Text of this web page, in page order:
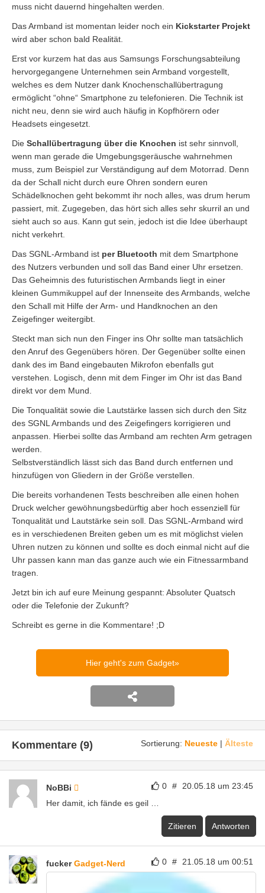
muss nicht dauernd hingehalten werden.
Das Armband ist momentan leider noch ein Kickstarter Projekt
wird aber schon bald Realität.
Erst vor kurzem hat das aus Samsungs Forschungsabteilung
hervorgegangene Unternehmen sein Armband vorgestellt,
welches es dem Nutzer dank Knochenschallübertragung
ermöglicht “ohne“ Smartphone zu telefonieren. Die Technik ist
nicht neu, denn sie wird auch häufig in Kopfhörern oder
Headsets eingesetzt.
Die Schallübertragung über die Knochen ist sehr sinnvoll,
wenn man gerade die Umgebungsgeräusche wahrnehmen
muss, zum Beispiel zur Verständigung auf dem Motorrad. Denn
da der Schall nicht durch eure Ohren sondern euren
Schädelknochen geht bekommt ihr noch alles, was drum herum
passiert, mit. Zugegeben, das hört sich alles sehr skurril an und
sieht auch so aus. Kann gut sein, jedoch ist die Idee überhaupt
nicht verkehrt.
Das SGNL-Armband ist per Bluetooth mit dem Smartphone
des Nutzers verbunden und soll das Band einer Uhr ersetzen.
Das Geheimnis des futuristischen Armbands liegt in einer
kleinen Gummikuppel auf der Innenseite des Armbands, welche
den Schall mit Hilfe der Arm- und Handknochen an den
Zeigefinger weitergibt.
Steckt man sich nun den Finger ins Ohr sollte man tatsächlich
den Anruf des Gegenübers hören. Der Gegenüber sollte einen
dank des im Band eingebauten Mikrofon ebenfalls gut
verstehen. Logisch, denn mit dem Finger im Ohr ist das Band
direkt vor dem Mund.
Die Tonqualität sowie die Lautstärke lassen sich durch den Sitz
des SGNL Armbands und des Zeigefingers korrigieren und
anpassen. Hierbei sollte das Armband am rechten Arm getragen
werden.
Selbstverständlich lässt sich das Band durch entfernen und
hinzufügen von Gliedern in der Größe verstellen.
Die bereits vorhandenen Tests beschreiben alle einen hohen
Druck welcher gewöhnungsbedürftig aber hoch essenziell für
Tonqualität und Lautstärke sein soll. Das SGNL-Armband wird
es in verschiedenen Breiten geben um es mit möglichst vielen
Uhren nutzen zu können und sollte es doch einmal nicht auf die
Uhr passen kann man das ganze auch wie ein Fitnessarmband
tragen.
Jetzt bin ich auf eure Meinung gespannt: Absoluter Quatsch
oder die Telefonie der Zukunft?
Schreibt es gerne in die Kommentare! ;D
Hier geht's zum Gadget
Sortierung: Neueste | Älteste
Kommentare (9)
0 # 20.05.18 um 23:45
NoBBi
Her damit, ich fände es geil …
Zitieren Antworten
0 # 21.05.18 um 00:51
fuckerGadget-Nerd